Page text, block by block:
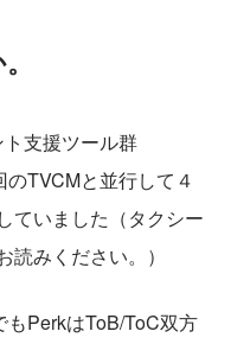
支援ツール群
のTVCMと並行して４
ていました（タクシー
読みください。）
PerkはToB/ToC双方